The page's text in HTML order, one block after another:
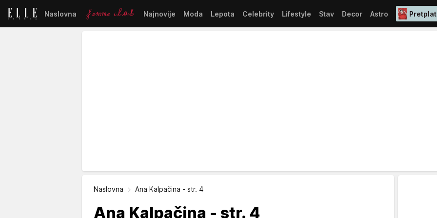
Naslovna Najnovije Moda Lepota Celebrity Lifestyle Stav Decor Astro
Naslovna Ana Kalpačina - str. 4
Ana Kalpačina - str. 4